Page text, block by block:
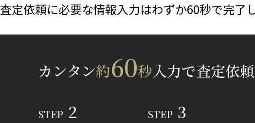
査定依頼に必要な情報入力はわずか60秒で完了
カンタン約60秒入力で査定依頼
STEP 2 STEP 3